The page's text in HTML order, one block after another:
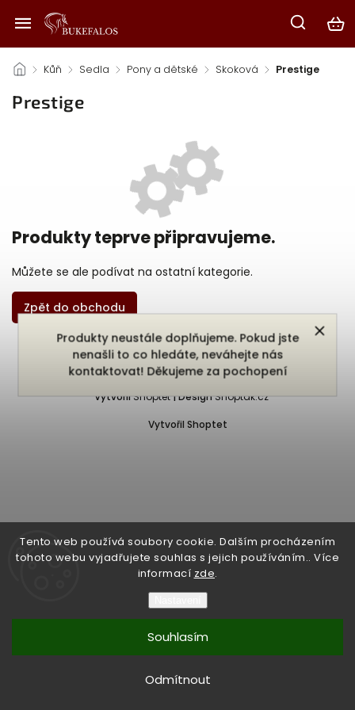
Tento web používá soubory cookie. Dalším procházením
tohoto webu vyjadřujete souhlas s jejich používáním.. Více
informací zde.
Odmítnout
Souhlasím
Produkty neustále doplňujeme. Pokud jste
nenašli to co hledáte, neváhejte nás
kontaktovat! Děkujeme za pochopení
/ Kůň / Sedla / Pony a dětské / Skoková / Prestige
Prestige
Produkty teprve připravujeme.
Můžete se ale podívat na ostatní kategorie.
Zpět do obchodu
Vytvořil Shoptet
Copyright 2026Bukefalos. Všechna práva vyhrazena.
Vytvořil Shoptet | Design Shoptak.cz